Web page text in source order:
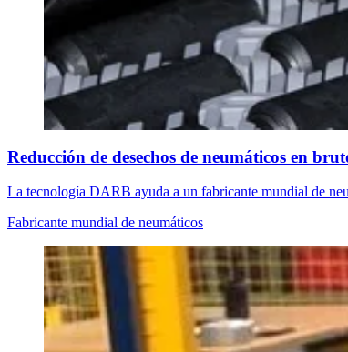
Reducción de desechos de neumáticos en
La tecnología DARB ayuda a un fabricante mundial de
Fabricante mundial de neumáticos